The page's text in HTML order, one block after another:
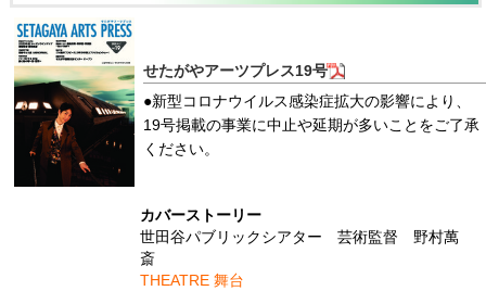
せたがやアーツプレス19号
●新型コロナウイルス感染症拡大の影響により、
19号掲載の事業に中止や延期が多いことをご了承
ください。
カバーストーリー
世田谷パブリックシアター 芸術監督 野村萬
斎
THEATRE 舞台